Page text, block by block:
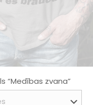
“Medības zvana”